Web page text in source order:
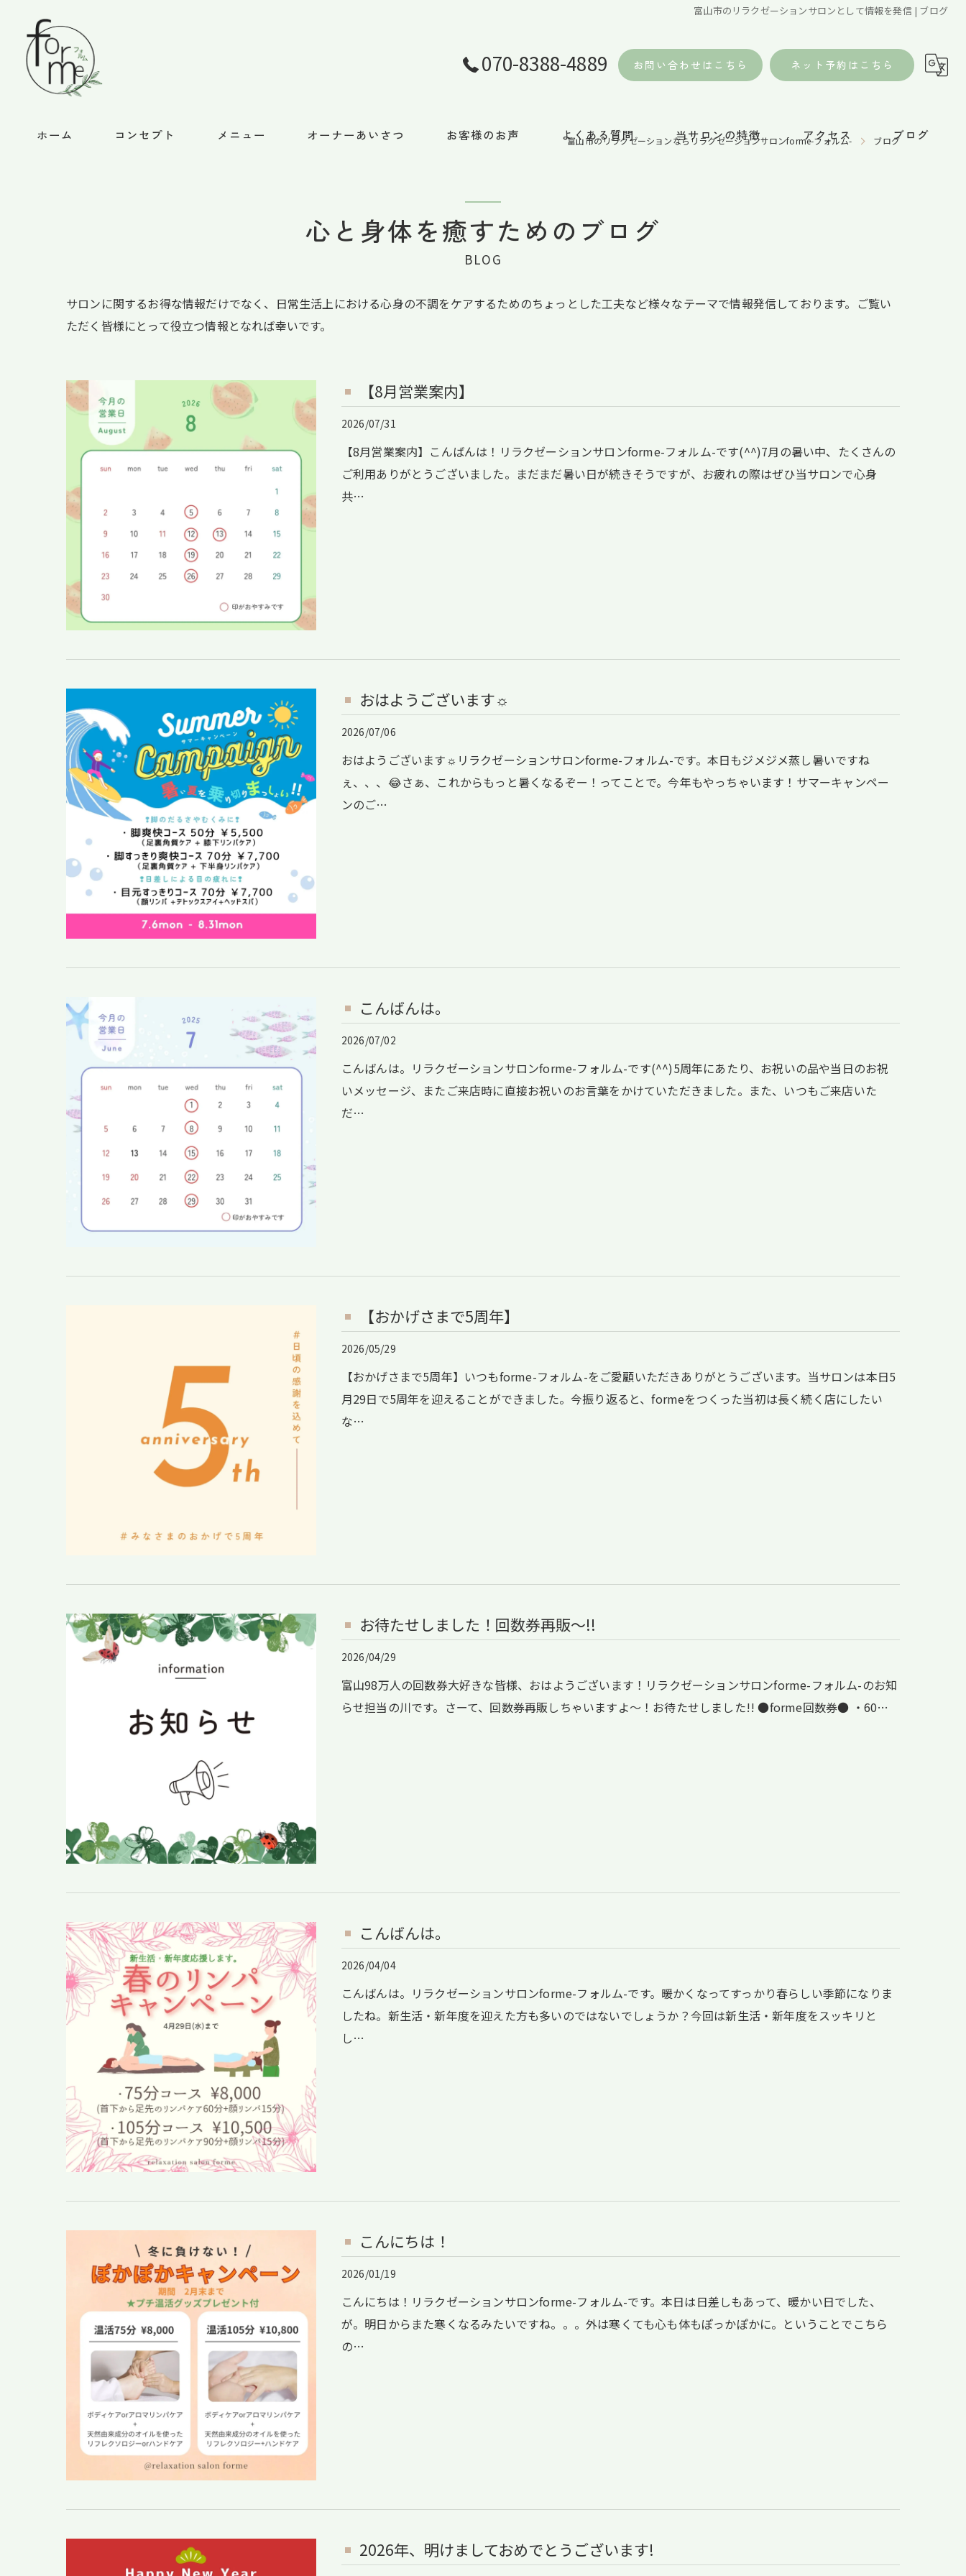
富山市のリラクゼーションサロンとして情報を発信 | ブログ
070-8388-4889 お問い合わせはこちら ネット予約はこちら
ホーム コンセプト メニュー オーナーあいさつ お客様のお声 よくある質問 当サロンの特徴 アクセス ブログ
富山市のリラクゼーションならリラクゼーションサロンforme-フォルム- ブログ
心と身体を癒すためのブログ
BLOG
サロンに関するお得な情報だけでなく、日常生活上における心身の不調をケアするためのちょっとした工夫など様々なテーマで情報発信しております。ご覧い
ただく皆様にとって役立つ情報となれば幸いです。
【8月営業案内】
2026/07/31
【8月営業案内】こんばんは！リラクゼーションサロンforme-フォルム-です(^^)7月の暑い中、たくさんの
ご利用ありがとうございました。まだまだ暑い日が続きそうですが、お疲れの際はぜひ当サロンで心身
共…
おはようございます☼
2026/07/06
おはようございます☼リラクゼーションサロンforme-フォルム-です。本日もジメジメ蒸し暑いですね
ぇ、、、😂さぁ、これからもっと暑くなるぞー！ってことで。今年もやっちゃいます！サマーキャンペー
ンのご…
こんばんは。
2026/07/02
こんばんは。リラクゼーションサロンforme-フォルム-です(^^)5周年にあたり、お祝いの品や当日のお祝
いメッセージ、またご来店時に直接お祝いのお言葉をかけていただきました。また、いつもご来店いた
だ…
【おかげさまで5周年】
2026/05/29
【おかげさまで5周年】いつもforme-フォルム-をご愛顧いただきありがとうございます。当サロンは本日5
月29日で5周年を迎えることができました。今振り返ると、formeをつくった当初は長く続く店にしたい
な…
お待たせしました！回数券再販〜!!
2026/04/29
富山98万人の回数券大好きな皆様、おはようございます！リラクゼーションサロンforme-フォルム-のお知
らせ担当の川です。さーて、回数券再販しちゃいますよ～！お待たせしました!! ●forme回数券● ・60…
こんばんは。
2026/04/04
こんばんは。リラクゼーションサロンforme-フォルム-です。暖かくなってすっかり春らしい季節になりま
したね。新生活・新年度を迎えた方も多いのではないでしょうか？今回は新生活・新年度をスッキリと
し…
こんにちは！
2026/01/19
こんにちは！リラクゼーションサロンforme-フォルム-です。本日は日差しもあって、暖かい日でした、
が。明日からまた寒くなるみたいですね。。。外は寒くても心も体もぽっかぽかに。ということでこちら
の…
2026年、明けましておめでとうございます!